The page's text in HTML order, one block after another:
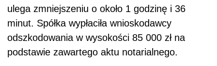
ulega zmniejszeniu o około 1 godzinę i 36
minut. Spółka wypłaciła wnioskodawcy
odszkodowania w wysokości 85 000 zł na
podstawie zawartego aktu notarialnego.